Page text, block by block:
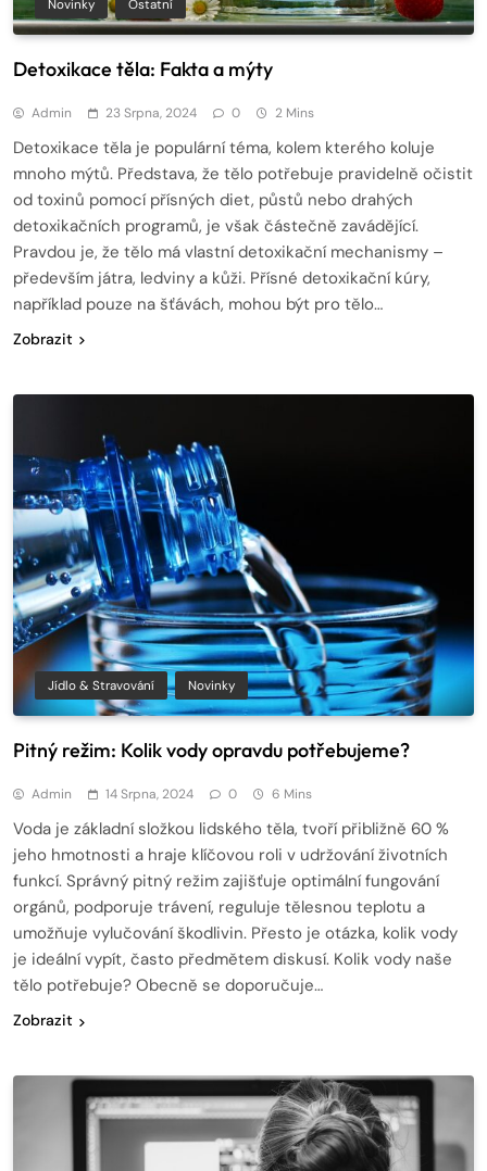
Novinky Ostatní
Detoxikace těla: Fakta a mýty
Admin 23 Srpna, 2024 0 2 Mins
Detoxikace těla je populární téma, kolem kterého koluje
mnoho mýtů. Představa, že tělo potřebuje pravidelně očistit
od toxinů pomocí přísných diet, půstů nebo drahých
detoxikačních programů, je však částečně zavádějící.
Pravdou je, že tělo má vlastní detoxikační mechanismy –
především játra, ledviny a kůži. Přísné detoxikační kúry,
například pouze na šťávách, mohou být pro tělo…
Zobrazit
Jídlo & Stravování Novinky
Pitný režim: Kolik vody opravdu potřebujeme?
Admin 14 Srpna, 2024 0 6 Mins
Voda je základní složkou lidského těla, tvoří přibližně 60 %
jeho hmotnosti a hraje klíčovou roli v udržování životních
funkcí. Správný pitný režim zajišťuje optimální fungování
orgánů, podporuje trávení, reguluje tělesnou teplotu a
umožňuje vylučování škodlivin. Přesto je otázka, kolik vody
je ideální vypít, často předmětem diskusí. Kolik vody naše
tělo potřebuje? Obecně se doporučuje…
Zobrazit